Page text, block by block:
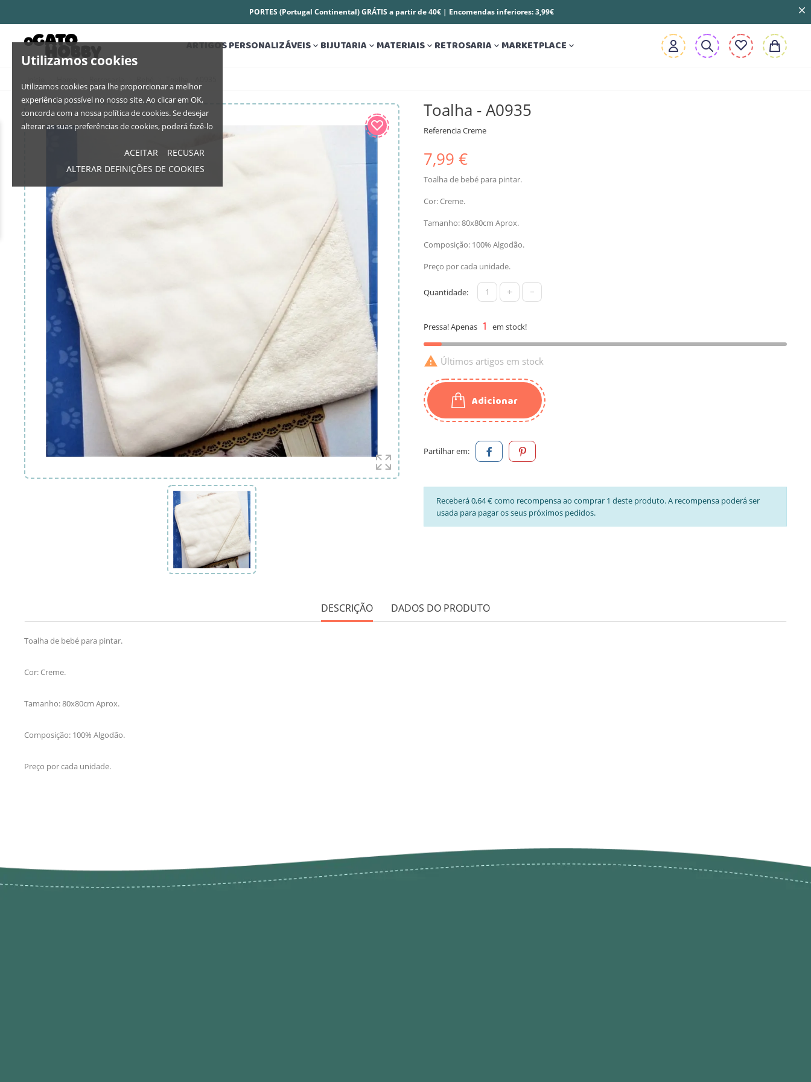
Utilizamos cookies
Utilizamos cookies para lhe proporcionar a melhor
experiência possível no nosso site. Ao clicar em OK,
concorda com a nossa política de cookies. Se desejar
alterar as suas preferências de cookies, poderá fazê-lo
ACEITAR
RECUSAR
ALTERAR DEFINIÇÕES DE COOKIES
PORTES (Portugal Continental) GRÁTIS a partir de 40€ | Encomendas inferiores: 3,99€
ARTIGOS PERSONALIZÁVEIS BIJUTARIA MATERIAIS RETROSARIA MARKETPLACE 
Toalha - A0935
ReferenciaCreme
7,99 €
Toalha de bebé para pintar.
Cor: Creme.
Tamanho: 80x80cm Aprox.
Composição: 100% Algodão.
Preço por cada unidade.
Quantidade: + -
Pressa! Apenas 1 em stock!
 Últimos artigos em stock
Adicionar
Partilhar em:
Receberá 0,64 € como recompensa ao comprar 1 deste produto. A recompensa poderá ser
usada para pagar os seus próximos pedidos.
DESCRIÇÃO DADOS DO PRODUTO
Toalha de bebé para pintar.
Cor: Creme.
Tamanho: 80x80cm Aprox.
Composição: 100% Algodão.
Preço por cada unidade.